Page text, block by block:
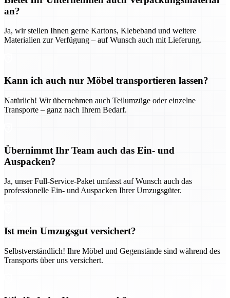
an?
Ja, wir stellen Ihnen gerne Kartons, Klebeband und weitere
Materialien zur Verfügung – auf Wunsch auch mit Lieferung.
Kann ich auch nur Möbel transportieren lassen?
Natürlich! Wir übernehmen auch Teilumzüge oder einzelne
Transporte – ganz nach Ihrem Bedarf.
Übernimmt Ihr Team auch das Ein- und
Auspacken?
Ja, unser Full-Service-Paket umfasst auf Wunsch auch das
professionelle Ein- und Auspacken Ihrer Umzugsgüter.
Ist mein Umzugsgut versichert?
Selbstverständlich! Ihre Möbel und Gegenstände sind während des
Transports über uns versichert.